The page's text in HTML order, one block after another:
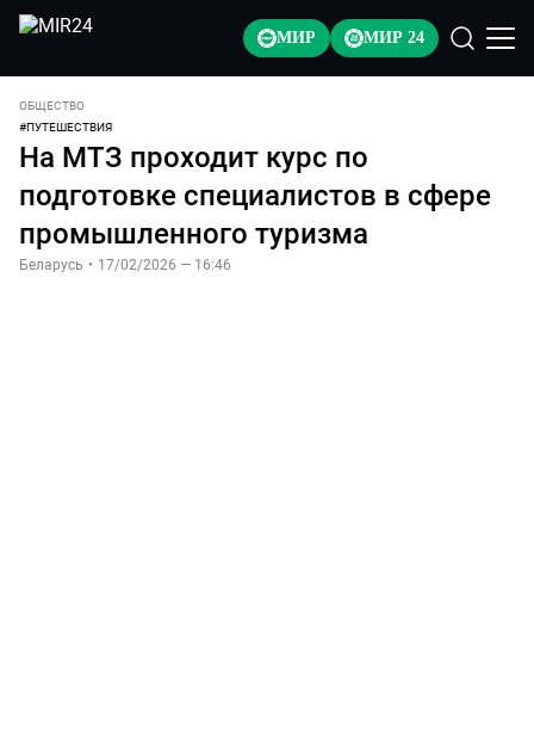
МИР МИР 24
ОБЩЕСТВО
#ПУТЕШЕСТВИЯ
На МТЗ проходит курс по
подготовке специалистов в сфере
промышленного туризма
Беларусь • 17/02/2026 — 16:46